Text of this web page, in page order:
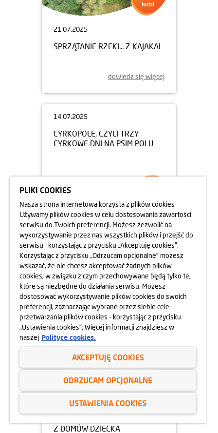
21.07.2025
SPRZĄTANIE RZEKI... Z KAJAKA!
dowiedz się więcej
14.07.2025
CYRKOPOLE, CZYLI TRZY
CYRKOWE DNI NA PSIM POLU
dowiedz się więcej
03.07.2025
Z DOMÓW DZIECKA
PLIKI COOKIES
Nasza strona internetowa korzysta z plików cookies
Używamy plików cookies w celu dostosowania zawartości
serwisu do Twoich preferencji. Możesz zezwolić na
wykorzystywanie przez nas wszystkich plików i przejść do
serwisu – korzystając z przycisku „Akceptuję cookies”.
Korzystając z przycisku „Odrzucam opcjonalne” możesz
wskazać, że nie chcesz akceptować żadnych plików
cookies, w związku z czym przechowywane będą tylko te,
które są niezbędne do działania serwisu. Możesz
dostosować wykorzystywanie plików cookies do swoich
preferencji, zaznaczając wybrane przez siebie cele
przetwarzania plików cookies - korzystając z przycisku
„Ustawienia cookies”. Więcej informacji znajdziesz w
naszej Polityce cookies.
AKCEPTUJĘ COOKIES
ODRZUCAM OPCJONALNE
USTAWIENIA COOKIES